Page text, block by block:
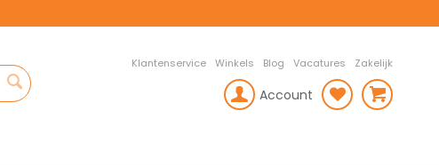
Search
Klantenservice Winkels Blog Vacatures Zakelijk
Account